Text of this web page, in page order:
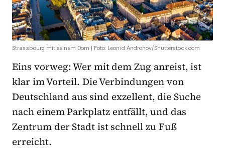
Strassbourg mit seinem Dom | Foto: Leonid Andronov/Shutterstock.com
Eins vorweg: Wer mit dem Zug anreist, ist
klar im Vorteil. Die Verbindungen von
Deutschland aus sind exzellent, die Suche
nach einem Parkplatz entfällt, und das
Zentrum der Stadt ist schnell zu Fuß
erreicht.